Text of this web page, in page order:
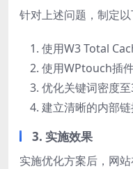
针对上述问题，制定以
使用W3 Total
使用WPtouch插
优化关键词密度至
建立清晰的内部
3. 实施效果
实施优化方案后，网